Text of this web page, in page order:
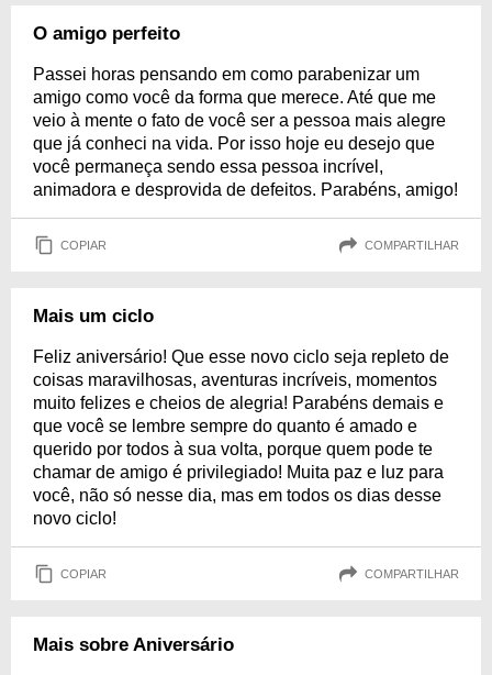
O amigo perfeito
Passei horas pensando em como parabenizar um
amigo como você da forma que merece. Até que me
veio à mente o fato de você ser a pessoa mais alegre
que já conheci na vida. Por isso hoje eu desejo que
você permaneça sendo essa pessoa incrível,
animadora e desprovida de defeitos. Parabéns, amigo!
COPIAR COMPARTILHAR
Mais um ciclo
Feliz aniversário! Que esse novo ciclo seja repleto de
coisas maravilhosas, aventuras incríveis, momentos
muito felizes e cheios de alegria! Parabéns demais e
que você se lembre sempre do quanto é amado e
querido por todos à sua volta, porque quem pode te
chamar de amigo é privilegiado! Muita paz e luz para
você, não só nesse dia, mas em todos os dias desse
novo ciclo!
COPIAR COMPARTILHAR
Mais sobre Aniversário